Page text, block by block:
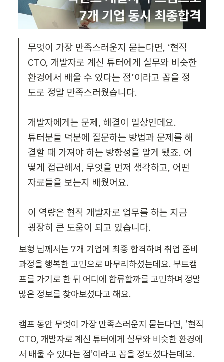
무엇이 가장 만족스러운지 묻는다면, ‘현직
CTO, 개발자로 계신 튜터에게 실무와 비슷한
환경에서 배울 수 있다는 점’이라고 꼽을 정
도로 정말 만족스러웠습니다.
개발자에게는 문제, 해결이 일상인데요.
튜터분들 덕분에 질문하는 방법과 문제를 해
결할 때 가져야 하는 방향성을 알게 됐죠. 어
떻게 접근해서, 무엇을 먼저 생각하고, 어떤
자료들을 보는지 배웠어요.
이 역량은 현직 개발자로 업무를 하는 지금
굉장히 큰 도움이 되고 있습니다.
보형 님께서는 7개 기업에 최종 합격하며 취업 준비
과정을 행복한 고민으로 마무리하셨는데요. 부트캠
프를 가기로 한 뒤 어디에 합류할까를 고민하며 정말
많은 정보를 찾아보셨다고 해요.
캠프 동안 무엇이 가장 만족스러운지 묻는다면, ‘현직
CTO, 개발자로 계신 튜터에게 실무와 비슷한 환경에
서 배울 수 있다는 점’이라고 꼽을 정도셨다는데요.